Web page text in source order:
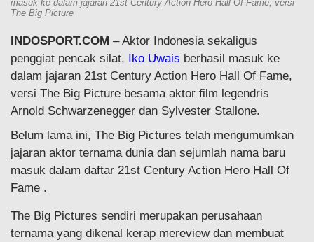
masuk ke dalam jajaran 21st Century Action Hero Hall Of Fame, versi
The Big Picture
INDOSPORT.COM – Aktor Indonesia sekaligus
penggiat pencak silat, Iko Uwais berhasil masuk ke
dalam jajaran 21st Century Action Hero Hall Of Fame,
versi The Big Picture besama aktor film legendris
Arnold Schwarzenegger dan Sylvester Stallone.
Belum lama ini, The Big Pictures telah mengumumkan
jajaran aktor ternama dunia dan sejumlah nama baru
masuk dalam daftar 21st Century Action Hero Hall Of
Fame .
The Big Pictures sendiri merupakan perusahaan
ternama yang dikenal kerap mereview dan membuat